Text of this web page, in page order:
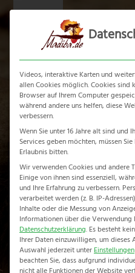
Skip
Savuti
Home
Videos, interaktive Karten und
allen Cookies möglich. Cookies
Browser auf Ihrem Computer
während andere uns helfen, diese
verbessern.
Wenn Sie unter 16 Jahre alt sind
Services geben möchten, müssen
Erlaubnis bitten.
Wir verwenden Cookies und andere
Einige von ihnen sind essenziell,
und Ihre Erfahrung zu verbessern.
verarbeitet werden (z. B. IP-
Inhalte oder die Messung von
Informationen über die Verwendung
Datenschutzerklärung. Es besteht
Ihrer Daten einzuwilligen, um dieses
Auswahl jederzeit unterEinstellungen
beachten Sie, dass aufgrund